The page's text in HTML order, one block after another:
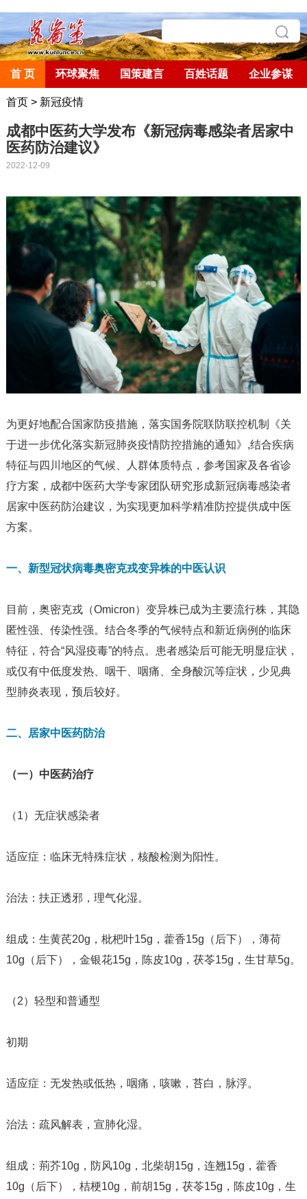
首 页 环球聚焦 国策建言 百姓话题 企业参谋
首页> 新冠疫情
成都中医药大学发布《新冠病毒感染者居家中
医药防治建议》
2022-12-09
为更好地配合国家防疫措施，落实国务院联防联控机制《关
于进一步优化落实新冠肺炎疫情防控措施的通知》,结合疾病
特征与四川地区的气候、人群体质特点，参考国家及各省诊
疗方案，成都中医药大学专家团队研究形成新冠病毒感染者
居家中医药防治建议，为实现更加科学精准防控提供成中医
方案。
一、新型冠状病毒奥密克戎变异株的中医认识
目前，奥密克戎（Omicron）变异株已成为主要流行株，其隐
匿性强、传染性强。结合冬季的气候特点和新近病例的临床
特征，符合“风湿疫毒”的特点。患者感染后可能无明显症状，
或仅有中低度发热、咽干、咽痛、全身酸沉等症状，少见典
型肺炎表现，预后较好。
二、居家中医药防治
（一）中医药治疗
（1）无症状感染者
适应症：临床无特殊症状，核酸检测为阳性。
治法：扶正透邪，理气化湿。
组成：生黄芪20g，枇杷叶15g，藿香15g（后下），薄荷
10g（后下），金银花15g，陈皮10g，茯苓15g，生甘草5g。
（2）轻型和普通型
初期
适应症：无发热或低热，咽痛，咳嗽，苔白，脉浮。
治法：疏风解表，宣肺化湿。
组成：荊芥10g，防风10g，北柴胡15g，连翘15g，藿香
10g（后下），桔梗10g，前胡15g，茯苓15g，陈皮10g，生